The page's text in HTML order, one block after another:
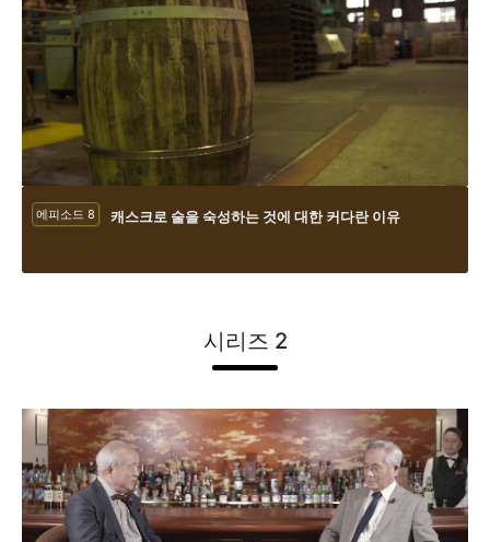
에피소드 8 캐스크로 술을 숙성하는 것에 대한 커다란 이유
시리즈 2